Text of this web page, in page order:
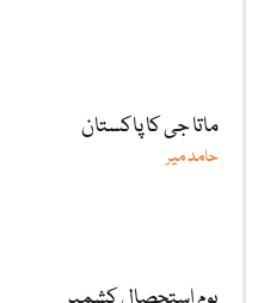
ماتا جی کا پاکستان
حامد میر